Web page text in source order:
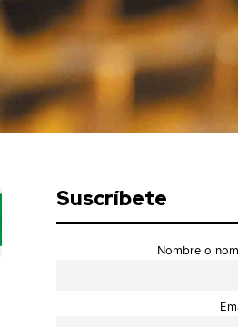
Suscríbete
Nombre o